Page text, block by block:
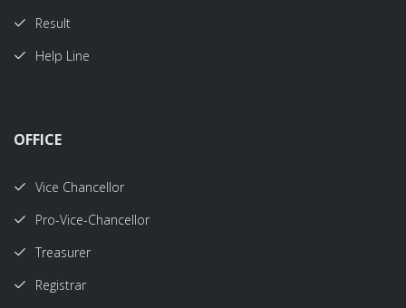
Result
Help Line
OFFICE
Vice Chancellor
Pro-Vice-Chancellor
Treasurer
Registrar